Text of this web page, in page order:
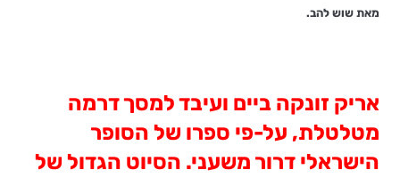
מאת שוש להב.
אריק זונקה ביים ועיבד למסך דרמה
מטלטלת, על-פי ספרו של הסופר
הישראלי דרור משעני. הסיוט הגדול של